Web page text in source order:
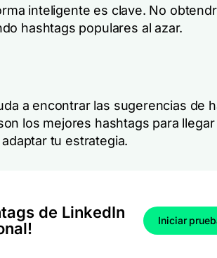
inteligente es clave. No
hashtags populares al azar.
a encontrar las sugerencias de
los mejores hashtags para llegar
tu estrategia.
de LinkedIn
Iniciar